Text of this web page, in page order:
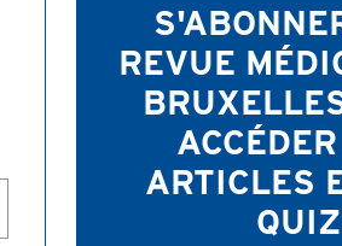
REVUE
ARTICLES
QUIZ